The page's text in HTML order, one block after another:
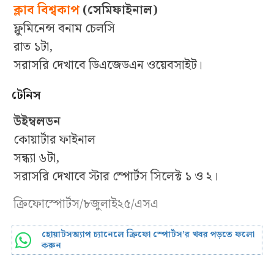
ক্লাব বিশ্বকাপ(সেমিফাইনাল)
ফ্লুমিনেন্স বনাম চেলসি
রাত ১টা,
সরাসরি দেখাবে ডিএজেডএন ওয়েবসাইট।
টেনিস
উইম্বলডন
কোয়ার্টার ফাইনাল
সন্ধ্যা ৬টা,
সরাসরি দেখাবে স্টার স্পোর্টস সিলেক্ট ১ ও ২।
ক্রিফোস্পোর্টস/৮জুলাই২৫/এসএ
হোয়াটসঅ্যাপ চ্যানেলে ক্রিফো স্পোর্টস’র খবর পড়তে ফলো
করুন